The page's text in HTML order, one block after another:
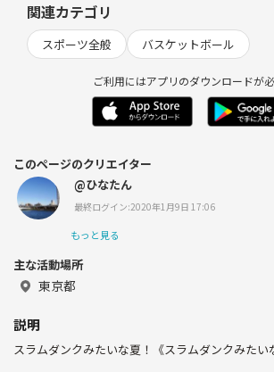
関連カテゴリ
スポーツ全般 バスケットボール
ご利用にはアプリのダウンロードが
このページのクリエイター
@ひなたん
最終ログイン:2020年1月9日 17:06
もっと見る
主な活動場所
東京都
説明
スラムダンクみたいな夏！《スラムダンクみたい